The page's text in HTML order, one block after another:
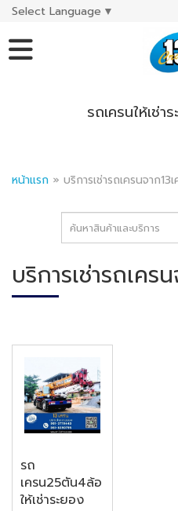
Select Language ▼
รถเครนให้เช่า
หน้าแรก » บริการเช่ารถเครนจาก13
บริการเช่ารถเคร
รถ
เครน25ตัน4ล้อ
ให้เช่าระยอง